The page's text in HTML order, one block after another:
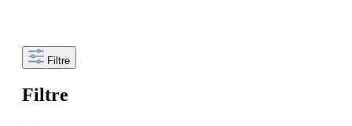
Filtre
Filtre